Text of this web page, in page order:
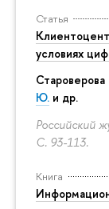
Статья
условиях
Ю. и др.
Российский
С. 93-113.
Книга